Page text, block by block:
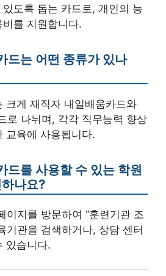
도록 돕는 카드로, 개인의 능
를 지원합니다.
드는 어떤 종류가 있나
크게 재직자 내일배움카드와
로 나뉘며, 각각 직무능력 향상
교육에 사용됩니다.
드를 사용할 수 있는 학원
나요?
이지를 방문하여 “훈련기관 조
기관을 검색하거나, 상담 센터
있습니다.